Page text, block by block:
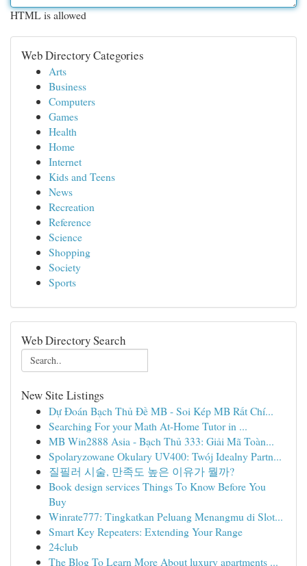
HTML is allowed
Web Directory Categories
Arts
Business
Computers
Games
Health
Home
Internet
Kids and Teens
News
Recreation
Reference
Science
Shopping
Society
Sports
Web Directory Search
New Site Listings
Dự Đoán Bạch Thủ Đề MB - Soi Kép MB Rất Chí...
Searching For your Math At-Home Tutor in ...
MB Win2888 Asia - Bạch Thủ 333: Giải Mã Toàn...
Spolaryzowane Okulary UV400: Twój Idealny Partn...
질필러 시술, 만족도 높은 이유가 뭘까?
Book design services Things To Know Before You
Buy
Winrate777: Tingkatkan Peluang Menangmu di Slot...
Smart Key Repeaters: Extending Your Range
24club
The Blog To Learn More About luxury apartments ...